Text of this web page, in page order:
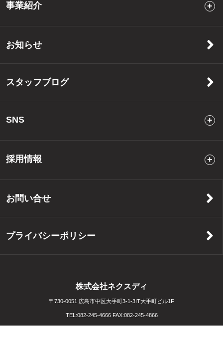
事業紹介
お知らせ
スタッフブログ
SNS
採用情報
お問い合せ
プライバシーポリシー
株式会社ネクスディ
〒730-0051 広島市中区大手町3-1-3IT大手町ビル1F
TEL:082-245-4666FAX:082-245-4866